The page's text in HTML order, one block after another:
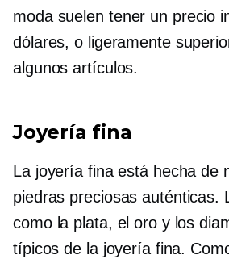
moda suelen tener un precio
dólares, o ligeramente
algunos artículos.
Joyería fina
La joyería fina está hecha de
piedras preciosas auténticas.
como la plata, el oro y los
típicos de la joyería fina.